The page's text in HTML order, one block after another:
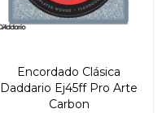
Encordado Clásica
Daddario Ej45ff Pro Arte
Carbon